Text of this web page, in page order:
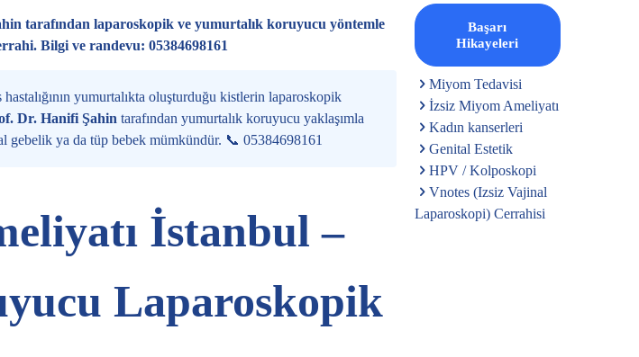
tarafından laparoskopik ve yumurtalık koruyucu yöntemle
Bilgi ve randevu: 05384698161
yumurtalıkta oluşturduğu kistlerin laparoskopik
Dr. Hanifi Şahin tarafından yumurtalık koruyucu yaklaşımla
gebelik ya da tüp bebek mümkündür. 📞 05384698161
İstanbul –
Laparoskopik
Başarı
Hikayeleri
Miyom Tedavisi
İzsiz Miyom Ameliyatı
Kadın kanserleri
Genital Estetik
HPV / Kolposkopi
Vnotes (Izsiz Vajinal
Laparoskopi) Cerrahisi